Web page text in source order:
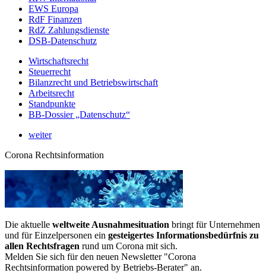
EWS Europa
RdF Finanzen
RdZ Zahlungsdienste
DSB-Datenschutz
Wirtschaftsrecht
Steuerrecht
Bilanzrecht und Betriebswirtschaft
Arbeitsrecht
Standpunkte
BB-Dossier „Datenschutz“
weiter
Corona Rechtsinformation
Die aktuelle weltweite Ausnahmesituation bringt für Unternehmen
und für Einzelpersonen ein gesteigertes Informationsbedürfnis zu
allen Rechtsfragen rund um Corona mit sich.
Melden Sie sich für den neuen Newsletter "Corona
Rechtsinformation powered by Betriebs-Berater" an.